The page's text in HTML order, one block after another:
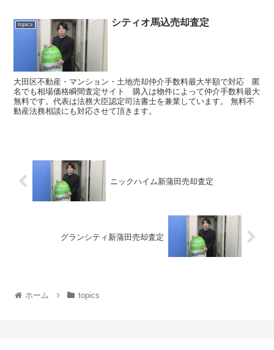
topics シティオ馬込売却査定
大田区不動産・マンション・土地売却仲介手数料最大半額で対応 匿
名でも相場価格瞬間査定サイト 購入は物件によって仲介手数料最大
無料です。代表は法務大臣認定司法書士を兼業しています。 無料不
動産法務相談にも対応させて頂きます。
ニックハイム新蒲田売却査定
グランシティ新蒲田売却査定
ホーム topics